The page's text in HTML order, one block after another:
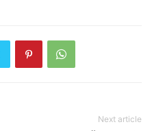
Next article